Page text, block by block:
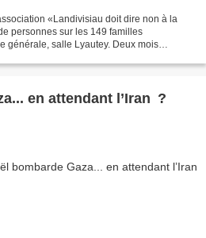
«Landivisiau doit dire non à la
personnes sur les 149 familles
générale, salle Lyautey. Deux mois
en attendant l’Iran ?